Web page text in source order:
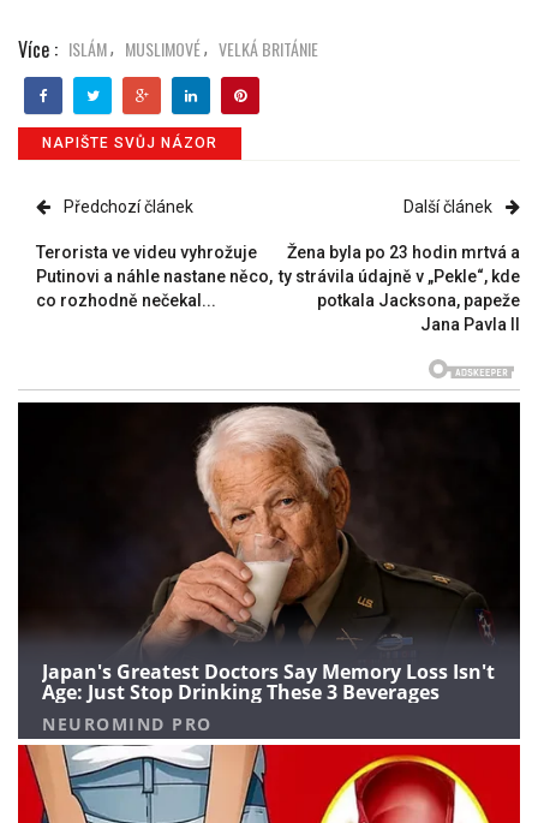
Více : ISLÁM, MUSLIMOVÉ, VELKÁ BRITÁNIE
NAPIŠTE SVŮJ NÁZOR
Předchozí článek
Terorista ve videu vyhrožuje
Putinovi a náhle nastane něco,
co rozhodně nečekal...
Další článek
Žena byla po 23 hodin mrtvá a
ty strávila údajně v „Pekle“, kde
potkala Jacksona, papeže
Jana Pavla II